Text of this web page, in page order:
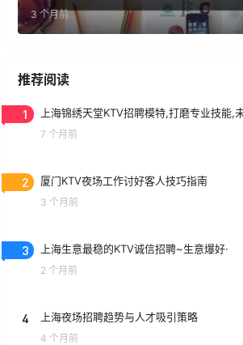
3 个月前
推荐阅读
1 上海锦绣天堂KTV招聘模特,打磨专业技能,
7 个月前
2 厦门KTV夜场工作讨好客人技巧指南
3 个月前
3 上海生意最稳的KTV诚信招聘~生意爆好·
2 个月前
4 上海夜场招聘趋势与人才吸引策略
4 个月前